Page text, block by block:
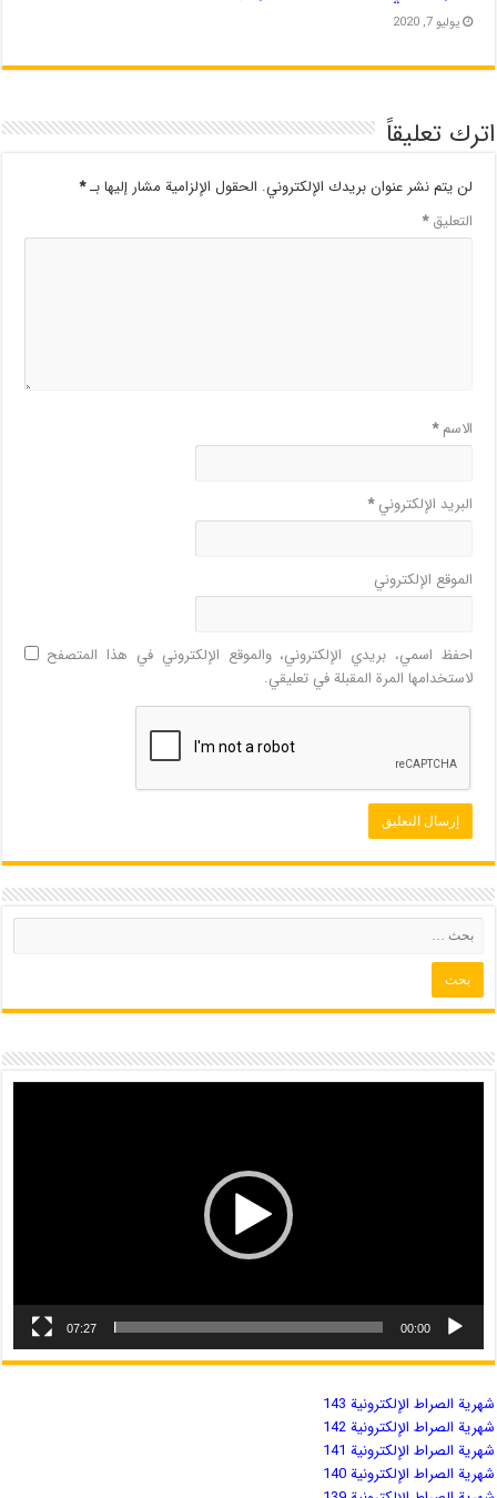
يوليو 7, 2020
اترك تعليقاً
لن يتم نشر عنوان بريدك الإلكتروني. الحقول الإلزامية مشار إليها بـ*
التعليق*
الاسم*
البريد الإلكتروني*
الموقع الإلكتروني
احفظ اسمي، بريدي الإلكتروني، والموقع الإلكتروني في هذا المتصفح
لاستخدامها المرة المقبلة في تعليقي.
00:00
07:27
شهریة الصراط الإلكترونية 143
شهریة الصراط الإلكترونية 142
شهریة الصراط الإلكترونية 141
شهریة الصراط الإلكترونية 140